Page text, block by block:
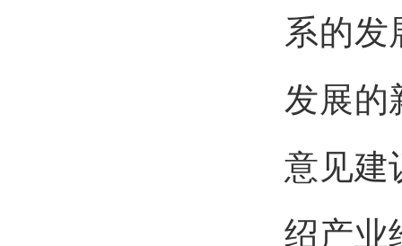
系的发
发展的
意见建
绍产业